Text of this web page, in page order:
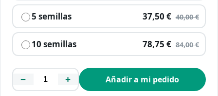
5 semillas 37,50 € 40,00 €
10 semillas 78,75 € 84,00 €
− + Añadir a mi pedido